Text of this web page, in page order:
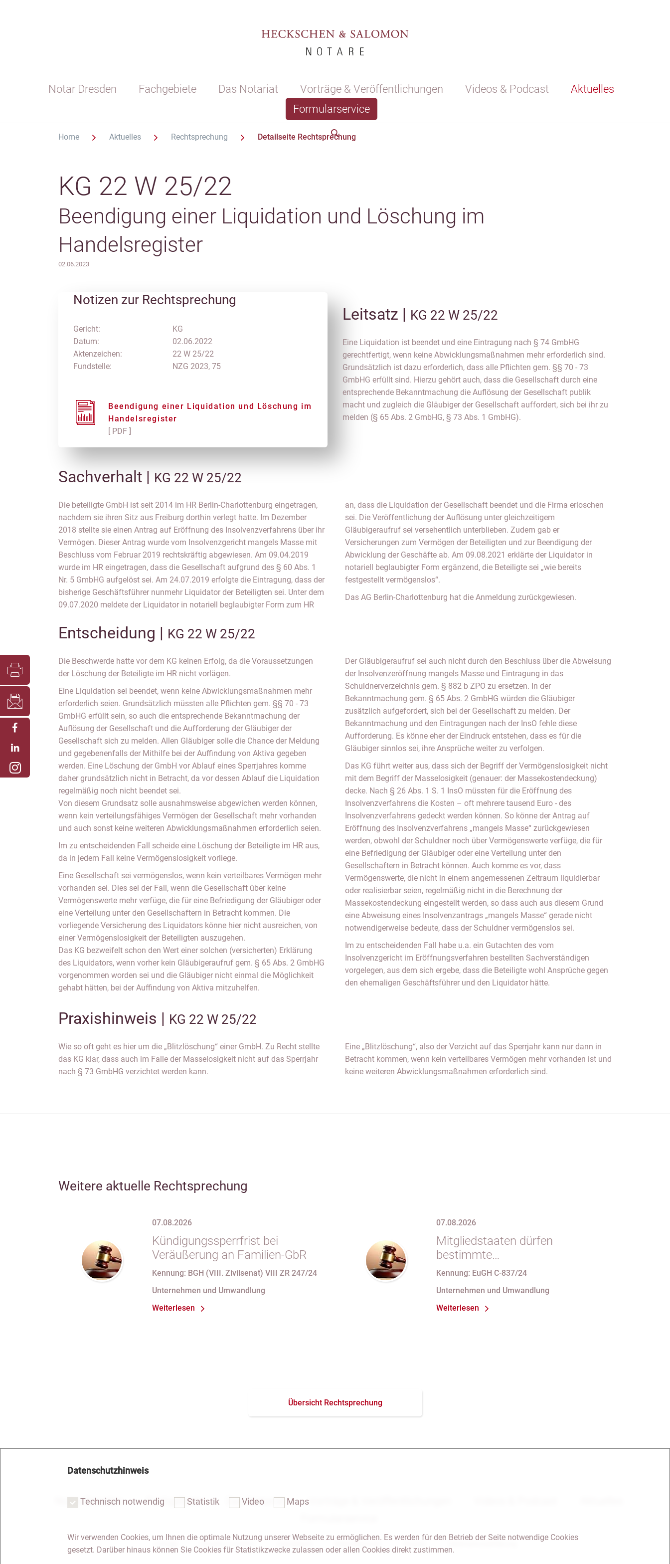
Notar Dresden Fachgebiete Das Notariat Vorträge & Veröffentlichungen Videos & Podcast
Aktuelles
Formularservice
Home Aktuelles Rechtsprechung Detailseite Rechtsprechung
KG 22 W 25/22
Beendigung einer Liquidation und Löschung im
Handelsregister
02.06.2023
Notizen zur Rechtsprechung
Gericht:
Datum:
Aktenzeichen:
Fundstelle:
KG
02.06.2022
22 W 25/22
NZG 2023, 75
Beendigung einer Liquidation und Löschung im
Handelsregister
[ PDF ]
Leitsatz | KG 22 W 25/22
Eine Liquidation ist beendet und eine Eintragung nach § 74 GmbHG
gerechtfertigt, wenn keine Abwicklungsmaßnahmen mehr erforderlich sind.
Grundsätzlich ist dazu erforderlich, dass alle Pflichten gem. §§ 70 - 73
GmbHG erfüllt sind. Hierzu gehört auch, dass die Gesellschaft durch eine
entsprechende Bekanntmachung die Auflösung der Gesellschaft publik
macht und zugleich die Gläubiger der Gesellschaft auffordert, sich bei ihr zu
melden (§ 65 Abs. 2 GmbHG, § 73 Abs. 1 GmbHG).
Sachverhalt | KG 22 W 25/22
Die beteiligte GmbH ist seit 2014 im HR Berlin-Charlottenburg eingetragen,
nachdem sie ihren Sitz aus Freiburg dorthin verlegt hatte. Im Dezember
2018 stellte sie einen Antrag auf Eröffnung des Insolvenzverfahrens über ihr
Vermögen. Dieser Antrag wurde vom Insolvenzgericht mangels Masse mit
Beschluss vom Februar 2019 rechtskräftig abgewiesen. Am 09.04.2019
wurde im HR eingetragen, dass die Gesellschaft aufgrund des § 60 Abs. 1
Nr. 5 GmbHG aufgelöst sei. Am 24.07.2019 erfolgte die Eintragung, dass der
bisherige Geschäftsführer nunmehr Liquidator der Beteiligten sei. Unter dem
09.07.2020 meldete der Liquidator in notariell beglaubigter Form zum HR
an, dass die Liquidation der Gesellschaft beendet und die Firma erloschen
sei. Die Veröffentlichung der Auflösung unter gleichzeitigem
Gläubigeraufruf sei versehentlich unterblieben. Zudem gab er
Versicherungen zum Vermögen der Beteiligten und zur Beendigung der
Abwicklung der Geschäfte ab. Am 09.08.2021 erklärte der Liquidator in
notariell beglaubigter Form ergänzend, die Beteiligte sei „wie bereits
festgestellt vermögenslos“.
Das AG Berlin-Charlottenburg hat die Anmeldung zurückgewiesen.
Entscheidung | KG 22 W 25/22
Die Beschwerde hatte vor dem KG keinen Erfolg, da die Voraussetzungen
der Löschung der Beteiligte im HR nicht vorlägen.
Eine Liquidation sei beendet, wenn keine Abwicklungsmaßnahmen mehr
erforderlich seien. Grundsätzlich müssten alle Pflichten gem. §§ 70 - 73
GmbHG erfüllt sein, so auch die entsprechende Bekanntmachung der
Auflösung der Gesellschaft und die Aufforderung der Gläubiger der
Gesellschaft sich zu melden. Allen Gläubiger solle die Chance der Meldung
und gegebenenfalls der Mithilfe bei der Auffindung von Aktiva gegeben
werden. Eine Löschung der GmbH vor Ablauf eines Sperrjahres komme
daher grundsätzlich nicht in Betracht, da vor dessen Ablauf die Liquidation
regelmäßig noch nicht beendet sei.
Von diesem Grundsatz solle ausnahmsweise abgewichen werden können,
wenn kein verteilungsfähiges Vermögen der Gesellschaft mehr vorhanden
und auch sonst keine weiteren Abwicklungsmaßnahmen erforderlich seien.
Im zu entscheidenden Fall scheide eine Löschung der Beteiligte im HR aus,
da in jedem Fall keine Vermögenslosigkeit vorliege.
Eine Gesellschaft sei vermögenslos, wenn kein verteilbares Vermögen mehr
vorhanden sei. Dies sei der Fall, wenn die Gesellschaft über keine
Vermögenswerte mehr verfüge, die für eine Befriedigung der Gläubiger oder
eine Verteilung unter den Gesellschaftern in Betracht kommen. Die
vorliegende Versicherung des Liquidators könne hier nicht ausreichen, von
einer Vermögenslosigkeit der Beteiligten auszugehen.
Das KG bezweifelt schon den Wert einer solchen (versicherten) Erklärung
des Liquidators, wenn vorher kein Gläubigeraufruf gem. § 65 Abs. 2 GmbHG
vorgenommen worden sei und die Gläubiger nicht einmal die Möglichkeit
gehabt hätten, bei der Auffindung von Aktiva mitzuhelfen.
Der Gläubigeraufruf sei auch nicht durch den Beschluss über die Abweisung
der Insolvenzeröffnung mangels Masse und Eintragung in das
Schuldnerverzeichnis gem. § 882 b ZPO zu ersetzen. In der
Bekanntmachung gem. § 65 Abs. 2 GmbHG würden die Gläubiger
zusätzlich aufgefordert, sich bei der Gesellschaft zu melden. Der
Bekanntmachung und den Eintragungen nach der InsO fehle diese
Aufforderung. Es könne eher der Eindruck entstehen, dass es für die
Gläubiger sinnlos sei, ihre Ansprüche weiter zu verfolgen.
Das KG führt weiter aus, dass sich der Begriff der Vermögenslosigkeit nicht
mit dem Begriff der Masselosigkeit (genauer: der Massekostendeckung)
decke. Nach § 26 Abs. 1 S. 1 InsO müssten für die Eröffnung des
Insolvenzverfahrens die Kosten – oft mehrere tausend Euro - des
Insolvenzverfahrens gedeckt werden können. So könne der Antrag auf
Eröffnung des Insolvenzverfahrens „mangels Masse“ zurückgewiesen
werden, obwohl der Schuldner noch über Vermögenswerte verfüge, die für
eine Befriedigung der Gläubiger oder eine Verteilung unter den
Gesellschaftern in Betracht können. Auch komme es vor, dass
Vermögenswerte, die nicht in einem angemessenen Zeitraum liquidierbar
oder realisierbar seien, regelmäßig nicht in die Berechnung der
Massekostendeckung eingestellt werden, so dass auch aus diesem Grund
eine Abweisung eines Insolvenzantrags „mangels Masse“ gerade nicht
notwendigerweise bedeute, dass der Schuldner vermögenslos sei.
Im zu entscheidenden Fall habe u.a. ein Gutachten des vom
Insolvenzgericht im Eröffnungsverfahren bestellten Sachverständigen
vorgelegen, aus dem sich ergebe, dass die Beteiligte wohl Ansprüche gegen
den ehemaligen Geschäftsführer und den Liquidator hätte.
Praxishinweis | KG 22 W 25/22
Wie so oft geht es hier um die „Blitzlöschung“ einer GmbH. Zu Recht stellte
das KG klar, dass auch im Falle der Masselosigkeit nicht auf das Sperrjahr
nach § 73 GmbHG verzichtet werden kann.
Eine „Blitzlöschung“, also der Verzicht auf das Sperrjahr kann nur dann in
Betracht kommen, wenn kein verteilbares Vermögen mehr vorhanden ist und
keine weiteren Abwicklungsmaßnahmen erforderlich sind.
Weitere aktuelle Rechtsprechung
07.08.2026
Kündigungssperrfrist bei
Veräußerung an Familien-GbR
Kennung: BGH (VIII. Zivilsenat) VIII ZR 247/24
Unternehmen und Umwandlung
Weiterlesen
07.08.2026
Mitgliedstaaten dürfen
bestimmte
Umstrukturierungsvorgänge nicht
Kennung: EuGH C-837/24
Unternehmen und Umwandlung
Weiterlesen
Übersicht Rechtsprechung
Notar Dresden Fachgebiete Das Notariat Vorträge & Veröffentlichungen
Kontakt & Anfahrt Seitenübersicht
Datenschutzhinweis
Technisch notwendig Statistik Video Maps
Wir verwenden Cookies, um Ihnen die optimale Nutzung unserer Webseite zu ermöglichen. Es werden für den Betrieb der Seite notwendige Cookies
gesetzt. Darüber hinaus können Sie Cookies für Statistikzwecke zulassen oder allen Cookies direkt zustimmen.